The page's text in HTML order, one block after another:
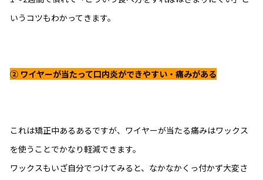
いうコツもわかってきます。
② ワイヤーが当たって口内炎ができやすい・痛みがある
これは矯正中あるあるですが、ワイヤーが当たる痛みはワックス
を使うことでかなり軽減できます。
ワックスもいざ自分でつけてみると、なかなかくっ付かず大変さ